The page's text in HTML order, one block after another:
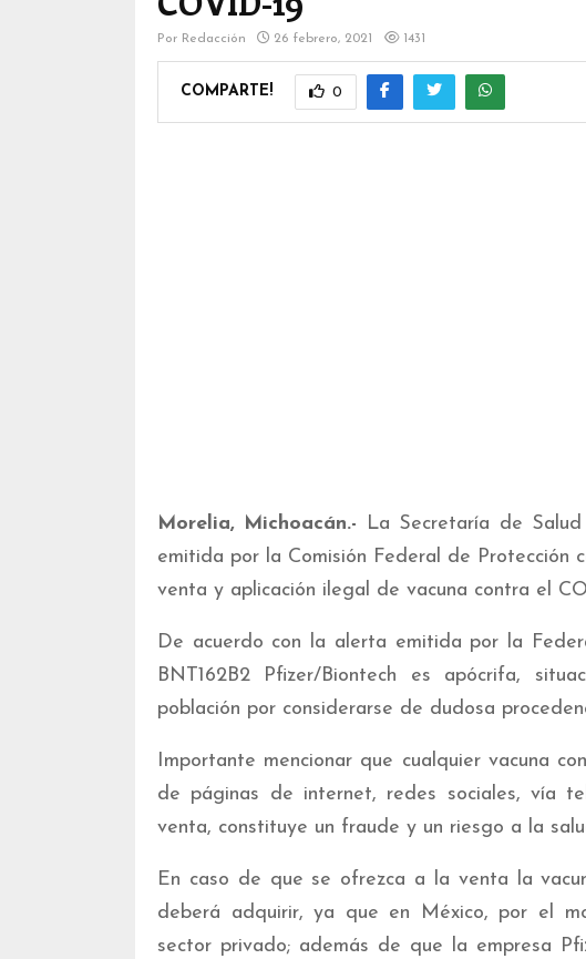
Por Redacción 26 febrero, 2021 1431
COMPARTE! 0
Morelia, Michoacán.- La Secretaría de
emitida por la Comisión Federal de Protección
venta y aplicación ilegal de vacuna contra el
De acuerdo con la alerta emitida por la
BNT162B2 Pfizer/Biontech es apócrifa,
población por considerarse de dudosa
Importante mencionar que cualquier vacuna
de páginas de internet, redes sociales, vía
venta, constituye un fraude y un riesgo a la
En caso de que se ofrezca a la venta la
deberá adquirir, ya que en México, por el
sector privado; además de que la empresa